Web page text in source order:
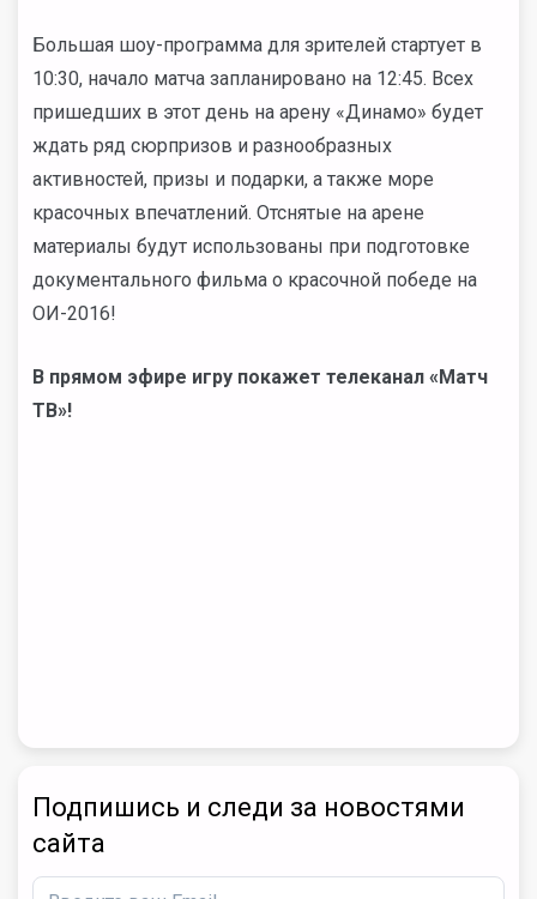
Большая шоу-программа для зрителей стартует в
10:30, начало матча запланировано на 12:45. Всех
пришедших в этот день на арену «Динамо» будет
ждать ряд сюрпризов и разнообразных
активностей, призы и подарки, а также море
красочных впечатлений. Отснятые на арене
материалы будут использованы при подготовке
документального фильма о красочной победе на
ОИ-2016!
В прямом эфире игру покажет телеканал «Матч
ТВ»!
Подпишись и следи за новостями
сайта